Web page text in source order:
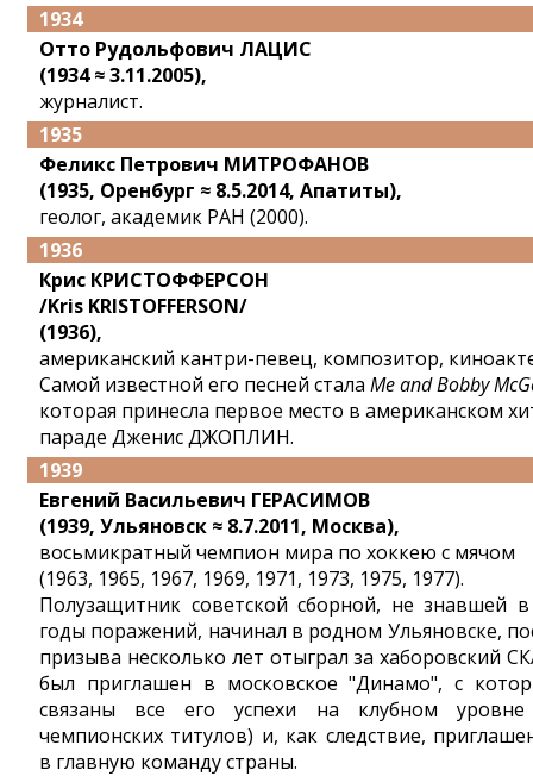
1934
Отто Рудольфович ЛАЦИС
(1934 ≈ 3.11.2005),
журналист.
1935
Феликс Петрович МИТРОФАНОВ
(1935, Оренбург ≈ 8.5.2014, Апатиты),
геолог, академик РАН (2000).
1936
Крис КРИСТОФФЕРСОН
/Kris KRISTOFFERSON/
(1936),
американский кантри-певец, композитор,
Самой известной его песней стала Me and Bobby
которая принесла первое место в американском
параде Дженис ДЖОПЛИН.
1939
Евгений Васильевич ГЕРАСИМОВ
(1939, Ульяновск ≈ 8.7.2011, Москва),
восьмикратный чемпион мира по хоккею с мячом
(1963, 1965, 1967, 1969, 1971, 1973, 1975, 1977).
Полузащитник советской сборной, не знавшей
годы поражений, начинал в родном Ульяновске,
призыва несколько лет отыграл за хаборовский
был приглашен в московское "Динамо", с
связаны все его успехи на клубном
чемпионских титулов) и, как следствие,
в главную команду страны.